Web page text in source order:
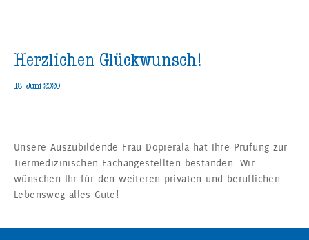
Herzlichen Glückwunsch!
18. Juni 2020
Unsere Auszubildende Frau Dopierala hat Ihre Prüfung zur
Tiermedizinischen Fachangestellten bestanden. Wir
wünschen Ihr für den weiteren privaten und beruflichen
Lebensweg alles Gute!